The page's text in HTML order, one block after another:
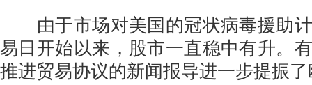
由于市场对美国的冠状病毒援助计
易日开始以来，股市一直稳中有升。
推进贸易协议的新闻报导进一步提振